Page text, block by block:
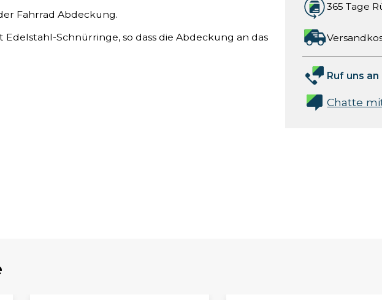
Fahrrad Abdeckung.
Schnürringe, so dass die Abdeckung an das
365 Tage
Ruf uns an
Chatte